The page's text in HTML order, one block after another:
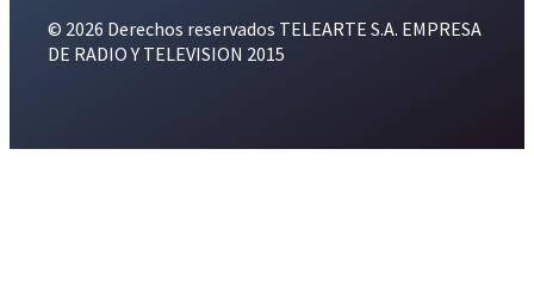
© 2026 Derechos reservados TELEARTE S.A. EMPRESA
DE RADIO Y TELEVISION 2015